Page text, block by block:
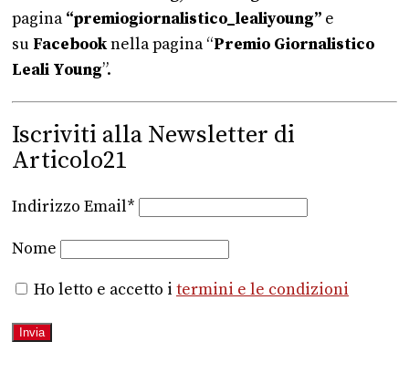
pagina“premiogiornalistico_lealiyoung” e
su Facebooknella pagina “Premio Giornalistico
Leali Young”.
Iscriviti alla Newsletter di
Articolo21
Indirizzo Email*
Nome
Ho letto e accetto i termini e le condizioni